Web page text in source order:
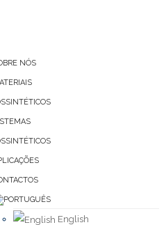
NÓS
English